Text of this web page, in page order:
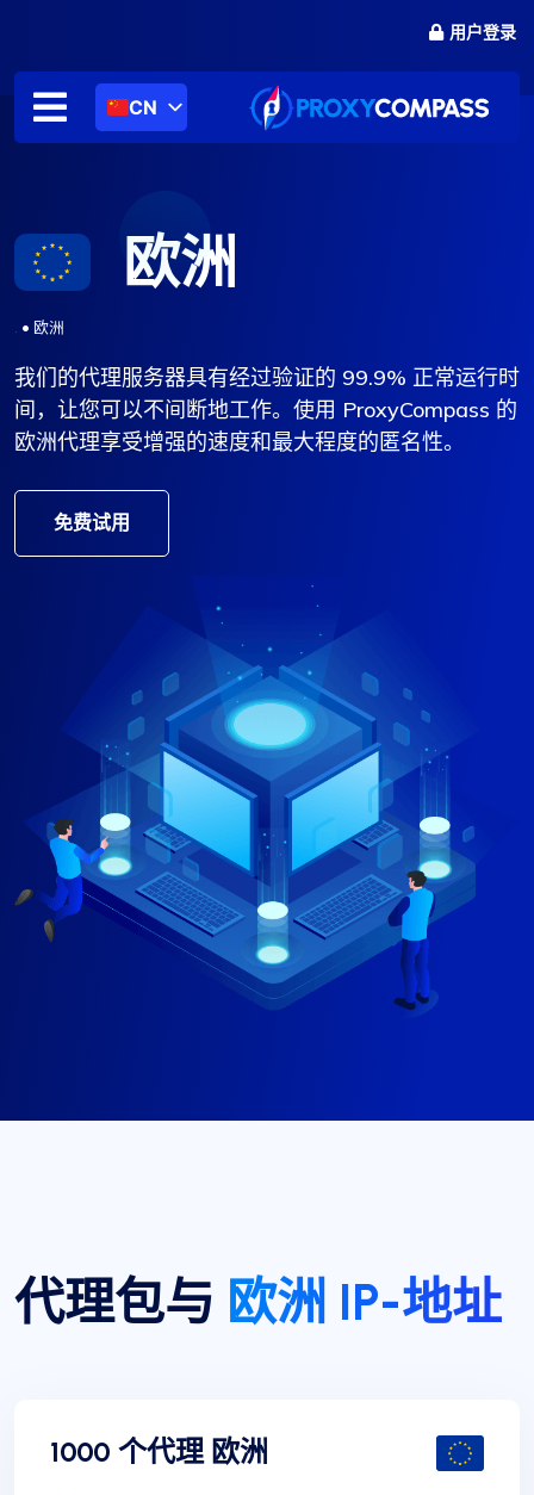
内
用户登录
CN
欧洲
• 欧洲
我们的代理服务器具有经过验证的 99.9% 正常运行时
间，让您可以不间断地工作。使用 ProxyCompass 的
欧洲代理享受增强的速度和最大程度的匿名性。
免费试用
代理包与 欧洲 IP-地址
1000 个代理 欧洲